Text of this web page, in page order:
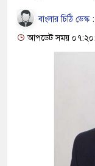
বাংলার চিঠি ডেস্ক :
আপডেট সময়